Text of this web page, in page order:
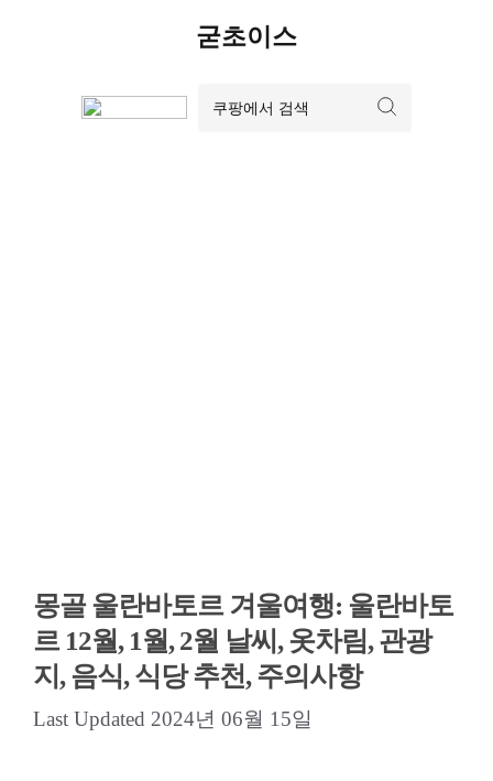
굳초이스
몽골 울란바토르 겨울여행: 울란바토
르 12월, 1월, 2월 날씨, 옷차림, 관광
지, 음식, 식당 추천, 주의사항
2024년 06월 15일